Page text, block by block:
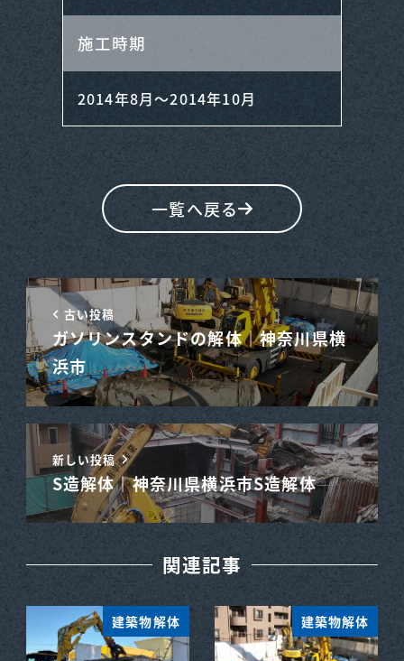
施工時期
2014年8月～2014年10月
一覧へ戻る
古い投稿
ガソリンスタンドの解体｜神奈川県横
浜市
新しい投稿
S造解体｜神奈川県横浜市S造解体
関連記事
建築物解体 建築物解体